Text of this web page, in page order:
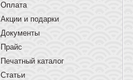
Оплата
Акции и подарки
Документы
Прайс
Печатный каталог
Статьи